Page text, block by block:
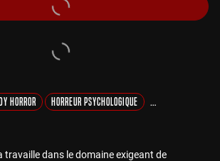
Horror Horreur Psychologique Entre Rêves et
travaille dans le domaine exigeant de